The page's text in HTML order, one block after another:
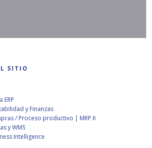
SITIO
ERP
y Finanzas
/ Proceso productivo | MRP II
y WMS
Intelligence